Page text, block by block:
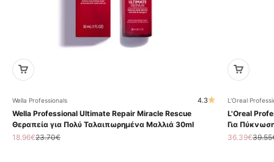
Wella Professionals 4.3
Wella Professional Ultimate Repair Miracle Rescue
Θεραπεία για Πολύ Ταλαιπωρημένα Μαλλιά 30ml
Τιμή πώλησης
18.96€Κανονική τιμή
23.70€
L'Oreal
L'Oreal
Για
Τιμή
36.39€